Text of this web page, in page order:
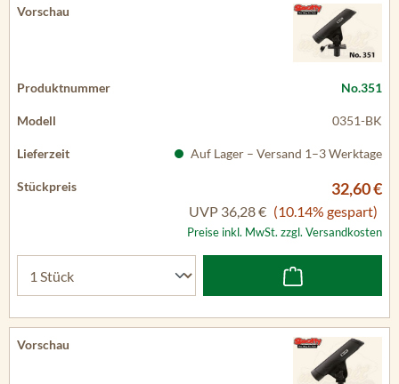
No.351
0351-BK
Auf Lager – Versand 1–3 Werktage
32,60 €
UVP 36,28 € (10.14% gespart)
Preise inkl. MwSt. zzgl. Versandkosten